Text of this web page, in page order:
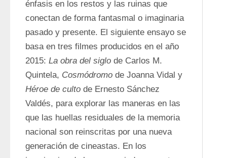
énfasis en los restos y las ruinas que
conectan de forma fantasmal o imaginaria
pasado y presente. El siguiente ensayo se
basa en tres filmes producidos en el año
2015: La obra del siglo de Carlos M.
Quintela, Cosmódromo
Héroe de culto de Ernesto Sánchez
Valdés, para explorar las maneras en las
que las huellas residuales de la memoria
nacional son reinscritas por una nueva
generación de cineastas. En los